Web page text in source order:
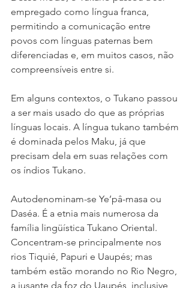
empregado como língua franca,
permitindo a comunicação entre
povos com línguas paternas bem
diferenciadas e, em muitos casos, não
compreensíveis entre si.
Em alguns contextos, o Tukano passou
a ser mais usado do que as próprias
línguas locais. A língua tukano também
é dominada pelos Maku, já que
precisam dela em suas relações com
os índios Tukano.
Autodenominam-se Ye’pâ-masa ou
Daséa. É a etnia mais numerosa da
família lingüística Tukano Oriental.
Concentram-se principalmente nos
rios Tiquié, Papuri e Uaupés; mas
também estão morando no Rio Negro,
a jusante da foz do Uaupés, inclusive